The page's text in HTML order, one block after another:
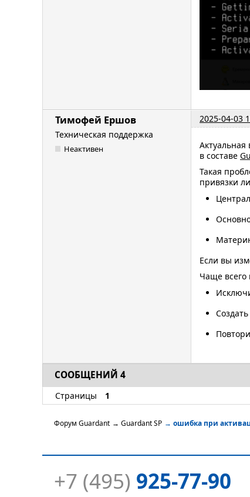
Тимофей Ершов
2025-04-03
Техническая поддержка
Неактивен
в составе
Такая
привязки
Если вы
Чаще всего
СООБЩЕНИЙ 4
Страницы 1
Форум Guardant → Guardant SP → ошибка при
+7 (495) 925-77-90